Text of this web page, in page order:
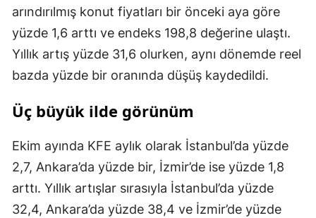
arındırılmış konut fiyatları bir önceki aya göre
yüzde 1,6 arttı ve endeks 198,8 değerine ulaştı.
Yıllık artış yüzde 31,6 olurken, aynı dönemde reel
bazda yüzde bir oranında düşüş kaydedildi.
Üç büyük ilde görünüm
Ekim ayında KFE aylık olarak İstanbul’da yüzde
2,7, Ankara’da yüzde bir, İzmir’de ise yüzde 1,8
arttı. Yıllık artışlar sırasıyla İstanbul’da yüzde
32,4, Ankara’da yüzde 38,4 ve İzmir’de yüzde